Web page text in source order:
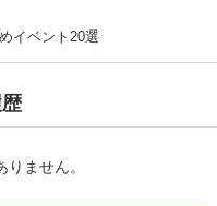
イベント20選
ません。